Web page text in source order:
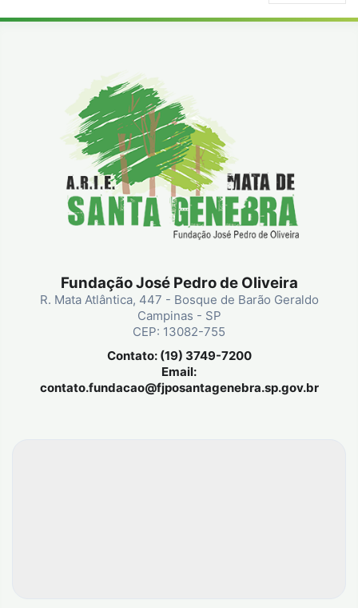
Fundação José Pedro de Oliveira
R. Mata Atlântica, 447 - Bosque de Barão Geraldo
Campinas - SP
CEP: 13082-755
Contato: (19) 3749-7200
Email:
contato.fundacao@fjposantagenebra.sp.gov.br